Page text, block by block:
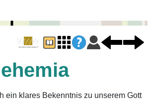
ein klares Bekenntnis zu unserem Gott